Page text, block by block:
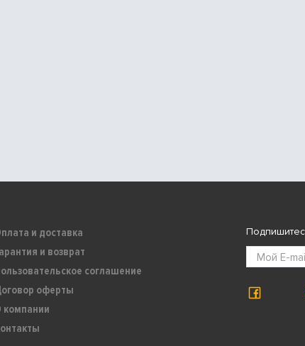
и доставка
и возврат
соглашение
оферты
компании